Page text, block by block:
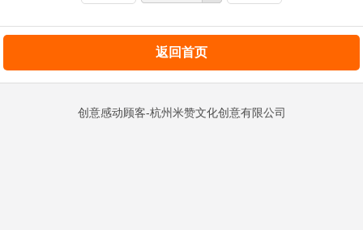
返回首页
创意感动顾客-杭州米赞文化创意有限公司